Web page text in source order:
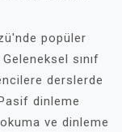
popüler
sınıf
derslerde
dinleme
ve dinleme